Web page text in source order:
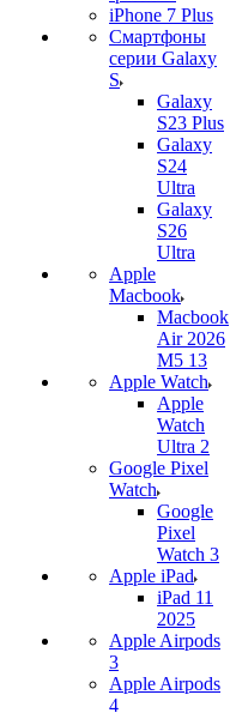
iPhone 7 Plus
Смартфоны
серии Galaxy
S
Galaxy
S23 Plus
Galaxy
S24
Ultra
Galaxy
S26
Ultra
Apple
Macbook
Macbook
Air 2026
M5 13
Apple Watch
Apple
Watch
Ultra 2
Google Pixel
Watch
Google
Pixel
Watch 3
Apple iPad
iPad 11
2025
Apple Airpods
3
Apple Airpods
4